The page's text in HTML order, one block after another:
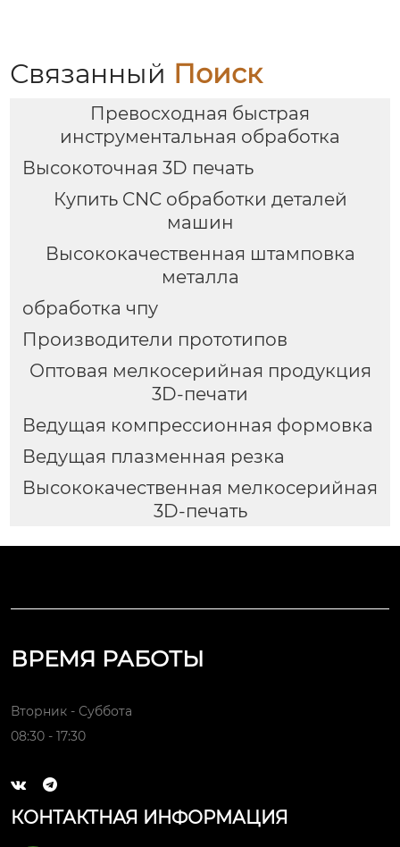
Связанный Поиск
Превосходная быстрая
инструментальная обработка
Высокоточная 3D печать
Купить CNC обработки деталей
машин
Высококачественная штамповка
металла
обработка чпу
Производители прототипов
Оптовая мелкосерийная продукция
3D-печати
Ведущая компрессионная формовка
Ведущая плазменная резка
Высококачественная мелкосерийная
3D-печать
ВРЕМЯ РАБОТЫ
Вторник - Суббота
08:30 - 17:30
 
КОНТАКТНАЯ ИНФОРМАЦИЯ